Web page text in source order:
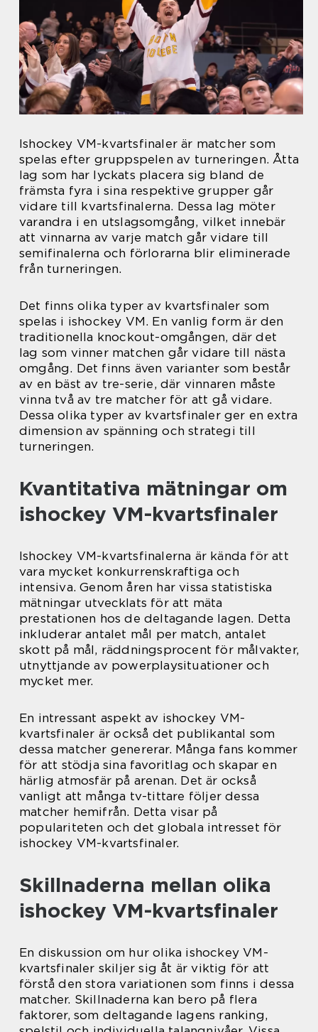
Ishockey VM-kvartsfinaler är matcher som
spelas efter gruppspelen av turneringen. Åtta
lag som har lyckats placera sig bland de
främsta fyra i sina respektive grupper går
vidare till kvartsfinalerna. Dessa lag möter
varandra i en utslagsomgång, vilket innebär
att vinnarna av varje match går vidare till
semifinalerna och förlorarna blir eliminerade
från turneringen.
Det finns olika typer av kvartsfinaler som
spelas i ishockey VM. En vanlig form är den
traditionella knockout-omgången, där det
lag som vinner matchen går vidare till nästa
omgång. Det finns även varianter som består
av en bäst av tre-serie, där vinnaren måste
vinna två av tre matcher för att gå vidare.
Dessa olika typer av kvartsfinaler ger en extra
dimension av spänning och strategi till
turneringen.
Kvantitativa mätningar om
ishockey VM-kvartsfinaler
Ishockey VM-kvartsfinalerna är kända för att
vara mycket konkurrenskraftiga och
intensiva. Genom åren har vissa statistiska
mätningar utvecklats för att mäta
prestationen hos de deltagande lagen. Detta
inkluderar antalet mål per match, antalet
skott på mål, räddningsprocent för målvakter,
utnyttjande av powerplaysituationer och
mycket mer.
En intressant aspekt av ishockey VM-
kvartsfinaler är också det publikantal som
dessa matcher genererar. Många fans kommer
för att stödja sina favoritlag och skapar en
härlig atmosfär på arenan. Det är också
vanligt att många tv-tittare följer dessa
matcher hemifrån. Detta visar på
populariteten och det globala intresset för
ishockey VM-kvartsfinaler.
Skillnaderna mellan olika
ishockey VM-kvartsfinaler
En diskussion om hur olika ishockey VM-
kvartsfinaler skiljer sig åt är viktig för att
förstå den stora variationen som finns i dessa
matcher. Skillnaderna kan bero på flera
faktorer, som deltagande lagens ranking,